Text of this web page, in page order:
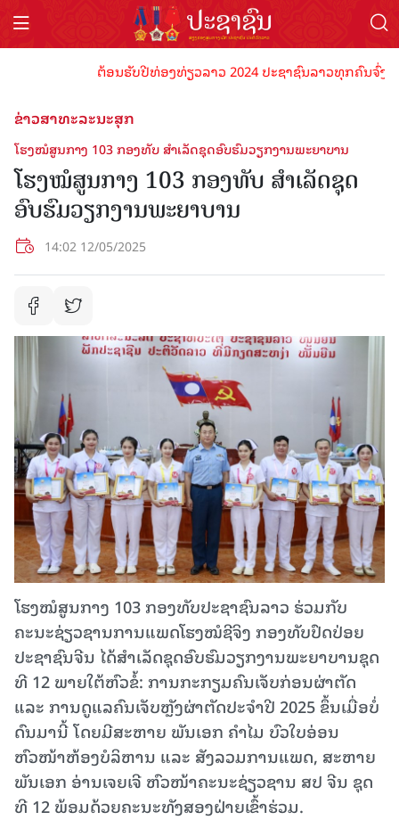
ຕ້ອນຮັບປີທ່ອງທ່ຽວລາວ 2024 ປະຊາຊົນລາວທຸກຄົນຈົ່ງພ້
ຂ່າວສາທະລະນະສຸກ
ໂຮງໝໍສູນກາງ 103 ກອງທັບ ສຳເລັດຊຸດອົບຮົມວຽກງານພະຍາບານ
ໂຮງໝໍສູນກາງ 103 ກອງທັບ ສຳເລັດຊຸດ
ອົບຮົມວຽກງານພະຍາບານ
14:02 12/05/2025
ໂຮງໝໍສູນກາງ 103 ກອງທັບປະຊາຊົນລາວ ຮ່ວມກັບ
ຄະນະຊ່ຽວຊານການແພດໂຮງໝໍຊີຈິງ ກອງທັບປົດປ່ອຍ
ປະຊາຊົນຈີນ ໄດ້ສຳເລັດຊຸດອົບຮົມວຽກງານພະຍາບານຊຸດ
ທີ 12 ພາຍໃຕ້ຫົວຂໍ້: ການກະກຽມຄົນເຈັບກ່ອນຜ່າຕັດ
ແລະ ການດູແລຄົນເຈັບຫຼັງຜ່າຕັດປະຈຳປີ 2025 ຂຶ້ນເມື່ອບໍ່
ດົນມານີ້ ໂດຍມີສະຫາຍ ພັນເອກ ຄໍາໄມ ບົວໃບອ່ອນ
ຫົວໜ້າຫ້ອງບໍລິຫານ ແລະ ສັງລວມການແພດ, ສະຫາຍ
ພັນເອກ ອ່ານເຈຍເຈີ ຫົວໜ້າຄະນະຊ່ຽວຊານ ສປ ຈີນ ຊຸດ
ທີ 12 ພ້ອມດ້ວຍຄະນະທັງສອງຝ່າຍເຂົ້າຮ່ວມ.